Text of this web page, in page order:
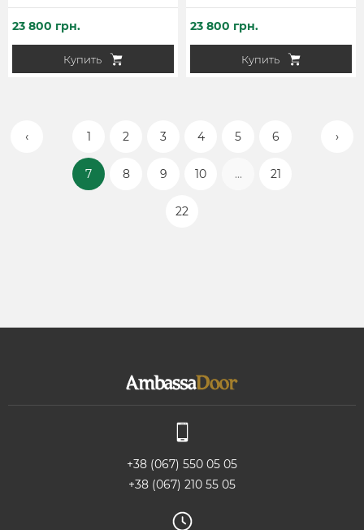
Купить
23 800 грн.
Купить
23 800 грн.
‹ 1 2 3 4 5 6
7 8 9 10 ... 21
22
›
+38 (067) 550 05 05
+38 (067) 210 55 05